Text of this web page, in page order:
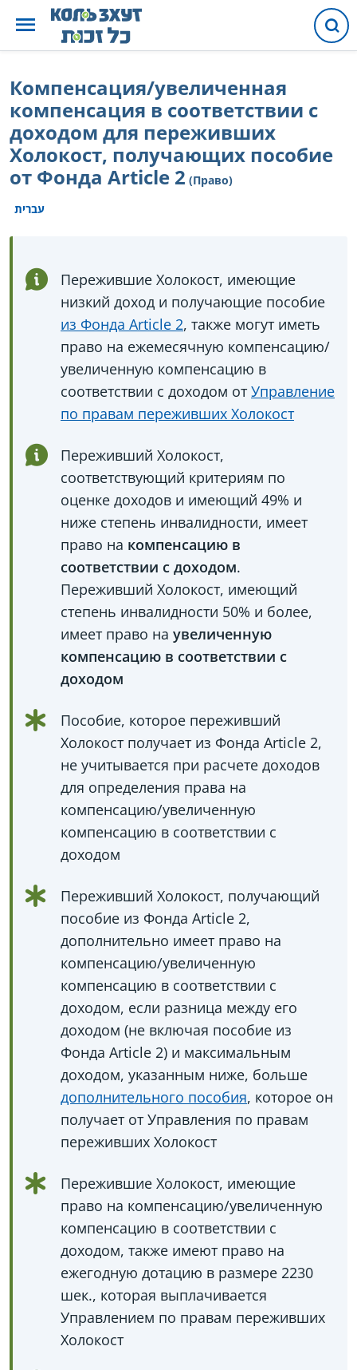
Компенсация/увеличенная
компенсация в соответствии с
доходом для переживших
Холокост, получающих пособие
от Фонда Article 2 (Право)
עברית
Пережившие Холокост, имеющие
низкий доход и получающие пособие
из Фонда Article 2, также могут иметь
право на ежемесячную компенсацию/
увеличенную компенсацию в
соответствии с доходом отУправление
по правам переживших Холокост
Переживший Холокост,
соответствующий критериям по
оценке доходов и имеющий 49% и
ниже степень инвалидности, имеет
право на компенсацию в
соответствии с доходом.
Переживший Холокост, имеющий
степень инвалидности 50% и более,
имеет право на увеличенную
компенсацию в соответствии с
доходом
Пособие, которое переживший
Холокост получает из Фонда Article 2,
не учитывается при расчете доходов
для определения права на
компенсацию/увеличенную
компенсацию в соответствии с
доходом
Переживший Холокост, получающий
пособие из Фонда Article 2,
дополнительно имеет право на
компенсацию/увеличенную
компенсацию в соответствии с
доходом, если разница между его
доходом (не включая пособие из
Фонда Article 2) и максимальным
доходом, указанным ниже, больше
дополнительного пособия, которое он
получает от Управления по правам
переживших Холокост
Пережившие Холокост, имеющие
право на компенсацию/увеличенную
компенсацию в соответствии с
доходом, также имеют право на
ежегодную дотацию в размере 2230
шек., которая выплачивается
Управлением по правам переживших
Холокост